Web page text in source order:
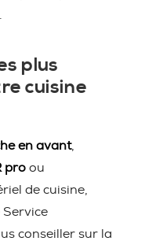
plus
cuisine
en avant,
pro ou
de cuisine,
Service
conseiller sur la